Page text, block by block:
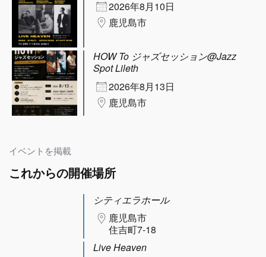
2026年8月10日
鹿児島市
HOW To ジャズセッション@Jazz
Spot Lileth
2026年8月13日
鹿児島市
イベントを掲載
これからの開催場所
シティエラホール
鹿児島市
住吉町7-18
Live Heaven